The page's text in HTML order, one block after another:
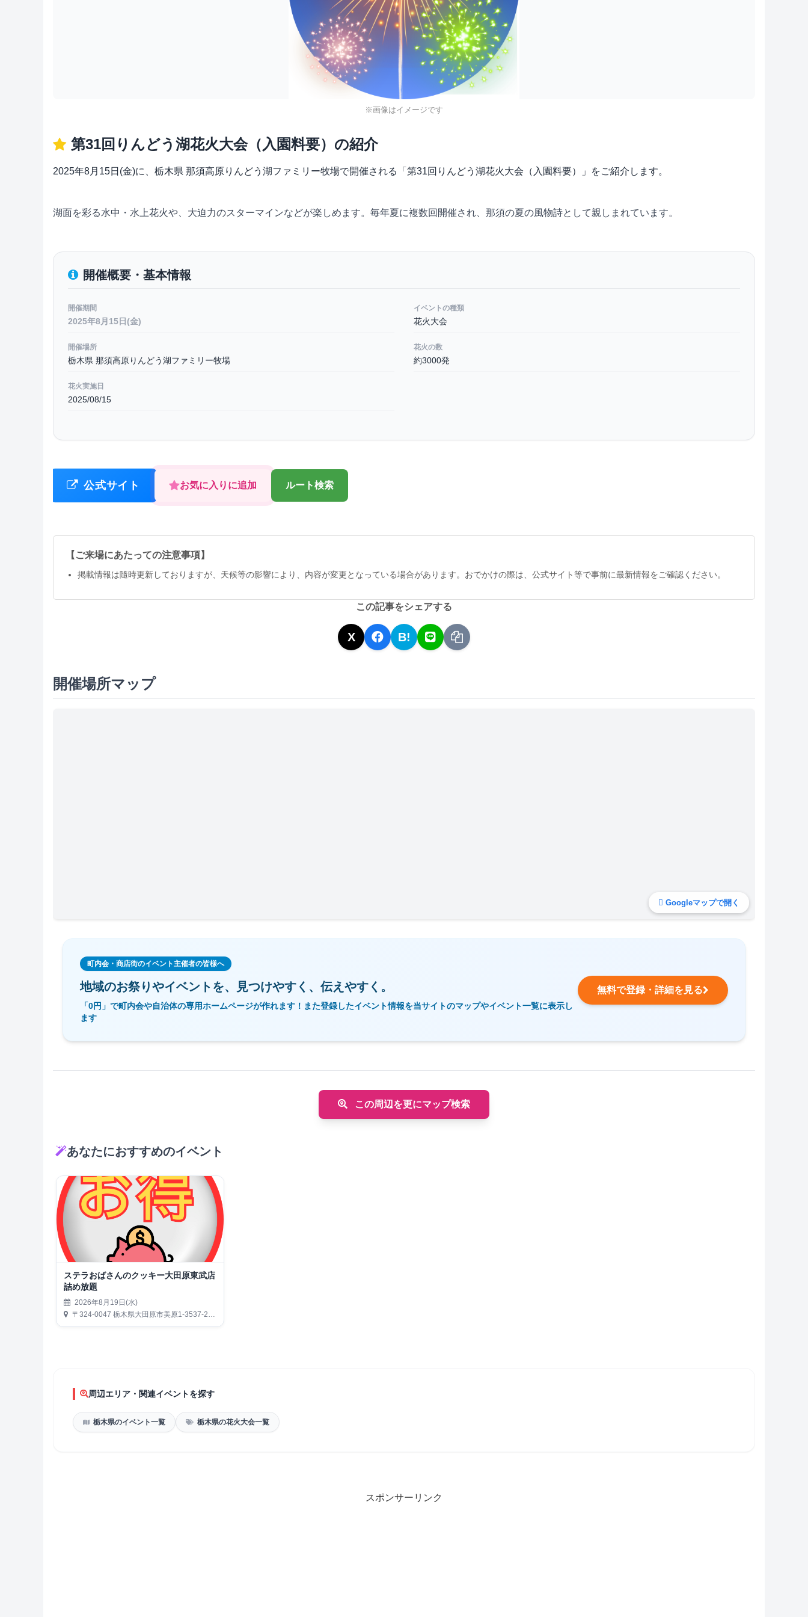
※画像はイメージです
第31回りんどう湖花火大会（入園料要）の紹介
2025年8月15日(金)に、栃木県 那須高原りんどう湖ファミリー牧場で開催される「第31回りんどう湖花火大会（入園料要）」をご紹介します。
湖面を彩る水中・水上花火や、大迫力のスターマインなどが楽しめます。毎年夏に複数回開催され、那須の夏の風物詩として親しまれています。
開催概要・基本情報
開催期間
2025年8月15日(金)
イベントの種類
花火大会
開催場所
栃木県 那須高原りんどう湖ファミリー牧場
花火の数
約3000発
花火実施日
2025/08/15
公式サイト お気に入りに追加 ルート検索
【ご来場にあたっての注意事項】
掲載情報は隨時更新しておりますが、天候等の影響により、内容が変更となっている場合があります。おでかけの際は、公式サイト等で事前に最新情報をご確認ください。
この記事をシェアする
X B!
開催場所マップ
Googleマップで開く
町内会・商店街のイベント主催者の皆様へ
地域のお祭りやイベントを、 見つけやすく、伝えやすく。
「0円」で町内会や自治体の専用ホームページが作れます！また登録したイベント情報を当サイトのマップやイベント一覧に表示し
ます
無料で登録・詳細を見る
この周辺を更にマップ検索
あなたにおすすめのイベント
ステラおばさんのクッキー大田原東武店
詰め放題
2026年8月19日(水)
〒324-0047 栃木県大田原市美原1-3537-2 東武大田原店1F
周辺エリア・関連イベントを探す
栃木県のイベント一覧 栃木県の花火大会一覧
スポンサーリンク